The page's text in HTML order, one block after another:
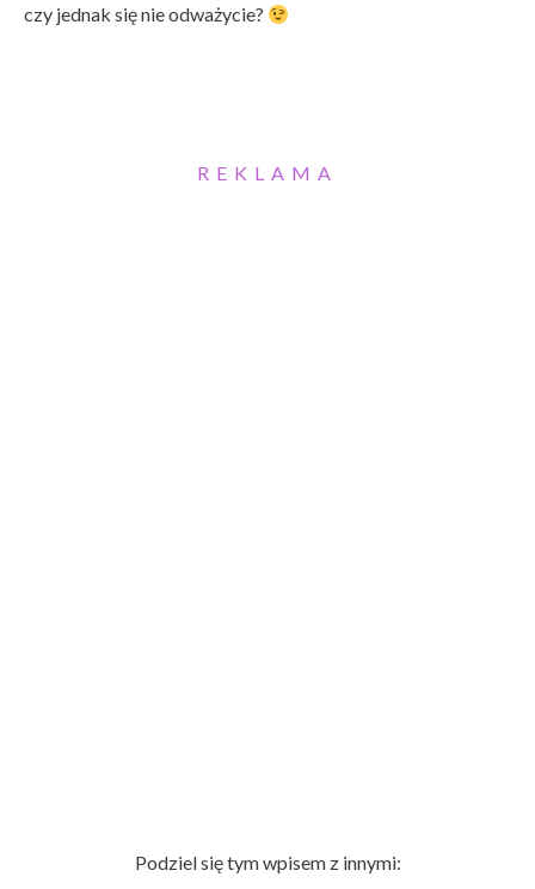
czy jednak się nie odważycie?
REKLAMA
Podziel się tym wpisem z innymi: